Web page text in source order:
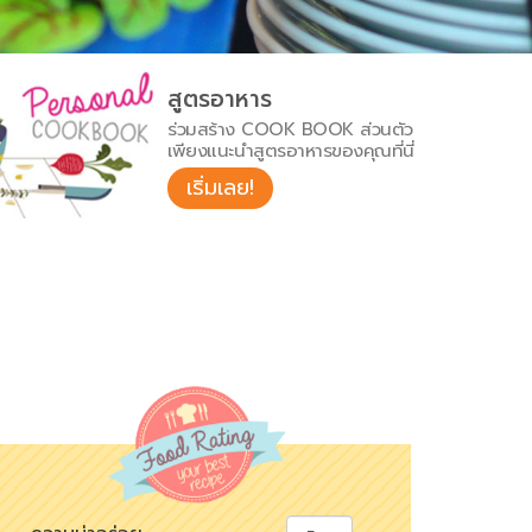
สูตรอาหาร
ร่วมสร้าง COOK BOOK ส่วนตัว
เพียงแนะนำสูตรอาหารของคุณที่นี่
เริ่มเลย!